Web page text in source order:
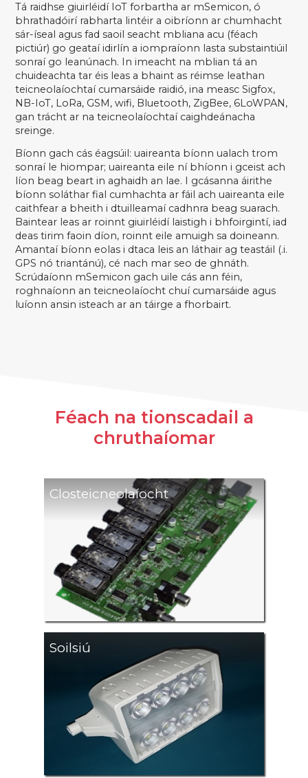
Tá raidhse giuirléidí IoT forbartha ar mSemicon, ó
bhrathadóirí rabharta lintéir a oibríonn ar chumhacht
sár-íseal agus fad saoil seacht mbliana acu (féach
pictiúr) go geataí idirlín a iompraíonn lasta substaintiúil
sonraí go leanúnach. In imeacht na mblian tá an
chuideachta tar éis leas a bhaint as réimse leathan
teicneolaíochtaí cumarsáide raidió, ina measc Sigfox,
NB-IoT, LoRa, GSM, wifi, Bluetooth, ZigBee, 6LoWPAN,
gan trácht ar na teicneolaíochtaí caighdeánacha
sreinge.
Bíonn gach cás éagsúil: uaireanta bíonn ualach trom
sonraí le hiompar; uaireanta eile ní bhíonn i gceist ach
líon beag beart in aghaidh an lae. I gcásanna áirithe
bíonn soláthar fial cumhachta ar fáil ach uaireanta eile
caithfear a bheith i dtuilleamaí cadhnra beag suarach.
Baintear leas ar roinnt giuirléidí laistigh i bhfoirgintí, iad
deas tirim faoin díon, roinnt eile amuigh sa doineann.
Amantaí bíonn eolas i dtaca leis an láthair ag teastáil (.i.
GPS nó triantánú), cé nach mar seo de ghnáth.
Scrúdaíonn mSemicon gach uile cás ann féin,
roghnaíonn an teicneolaíocht chuí cumarsáide agus
luíonn ansin isteach ar an táirge a fhorbairt.
Féach na tionscadail a
chruthaíomar
Closteicneolaíocht
Soilsiú